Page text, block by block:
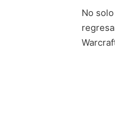
No